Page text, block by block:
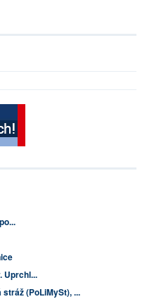
Uprchl...
(PoLiMySt), ...